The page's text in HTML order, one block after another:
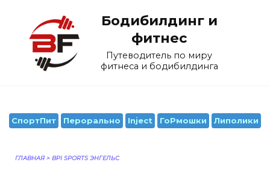
содержанию
Бодибилдинг и
фитнес
Путеводитель по миру
фитнеса и бодибилдинга
СпортПит Перорально Inject ГоРмошки Липолики
ГЛАВНАЯ > BPI SPORTS ЭНГЕЛЬС